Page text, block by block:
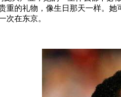
重的礼物，像生日那天一样。
次在东京。